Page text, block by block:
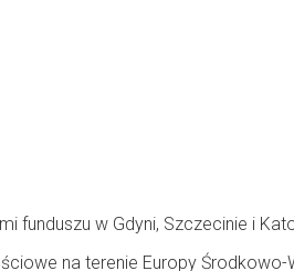
funduszu w Gdyni, Szczecinie i
na terenie Europy